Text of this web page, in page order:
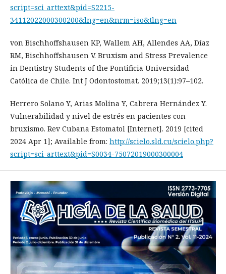
script=sci_arttext&pid=S2215-
34112022000300200&lng=en&nrm=iso&tlng=en
von Bischhoffshausen KP, Wallem AH, Allendes AA, Díaz
RM, Bischhoffshausen V. Bruxism and Stress Prevalence
in Dentistry Students of the Pontificia Universidad
Católica de Chile. Int J Odontostomat. 2019;13(1):97–102.
Herrero Solano Y, Arias Molina Y, Cabrera Hernández Y.
Vulnerabilidad y nivel de estrés en pacientes con
bruxismo. Rev Cubana Estomatol [Internet]. 2019 [cited
2024 Apr 1]; Available from: http://scielo.sld.cu/scielo.php?
script=sci_arttext&pid=S0034-75072019000300004